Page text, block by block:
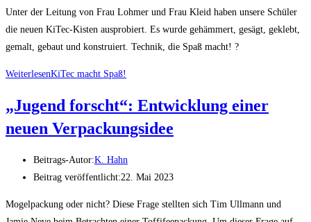
Unter der Leitung von Frau Lohmer und Frau Kleid haben unsere Schüler
die neuen KiTec-Kisten ausprobiert. Es wurde gehämmert, gesägt, geklebt,
gemalt, gebaut und konstruiert. Technik, die Spaß macht! ?
WeiterlesenKiTec macht Spaß!
„Jugend forscht“: Entwicklung einer
neuen Verpackungsidee
Beitrags-Autor:K. Hahn
Beitrag veröffentlicht:22. Mai 2023
Mogelpackung oder nicht? Diese Frage stellten sich Tim Ullmann und